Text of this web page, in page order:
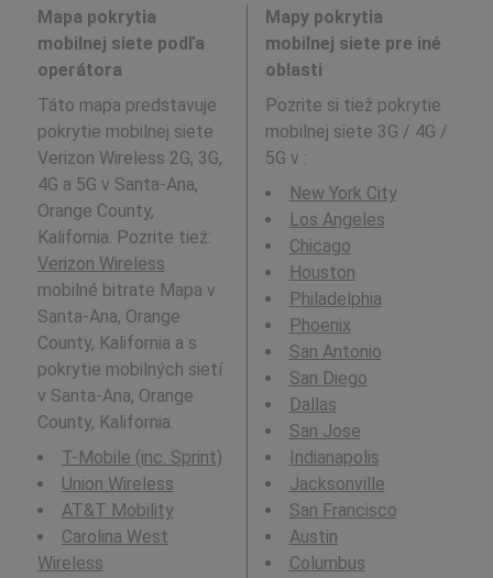
Mapa pokrytia
mobilnej siete podľa
operátora
Táto mapa predstavuje
pokrytie mobilnej siete
Verizon Wireless 2G, 3G,
4G a 5G v Santa-Ana,
Orange County,
Kalifornia. Pozrite tiež:
Verizon Wireless
mobilné bitrate Mapa v
Santa-Ana, Orange
County, Kalifornia a s
pokrytie mobilných sietí
v Santa-Ana, Orange
County, Kalifornia.
T-Mobile (inc. Sprint)
Union Wireless
AT&T Mobility
Carolina West
Wireless
Mapy pokrytia
mobilnej siete pre iné
oblasti
Pozrite si tiež pokrytie
mobilnej siete 3G / 4G /
5G v :
New York City
Los Angeles
Chicago
Houston
Philadelphia
Phoenix
San Antonio
San Diego
Dallas
San Jose
Indianapolis
Jacksonville
San Francisco
Austin
Columbus